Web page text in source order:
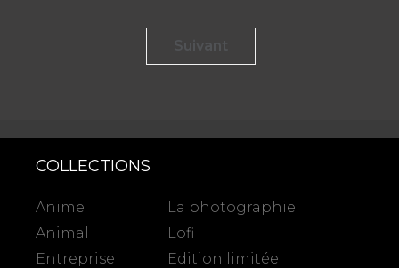
page
du
peuvent
être
choisies
variations.
être
Suivant
COLLECTIONS
Anime
Animal
Entreprise
La photographie
Lofi
Edition limitée